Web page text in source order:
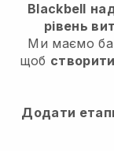
Blackbell
рівень
Ми маємо
щоб
Додати